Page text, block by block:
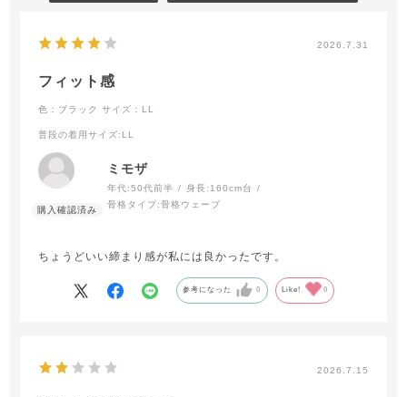
2026.7.31
フィット感
色：ブラック サイズ：LL
普段の着用サイズ:LL
ミモザ
年代:50代前半 身長: 160cm台
骨格タイプ:骨格ウェーブ
ちょうどいい締まり感が私には良かったです。
参考になった 0 Like! 0
2026.7.15